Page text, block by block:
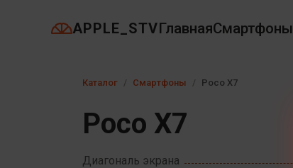
APPLE_STVГлавнаяСмартфоны
Каталог Смартфоны Poco X7
Poco X7
Диагональ экрана